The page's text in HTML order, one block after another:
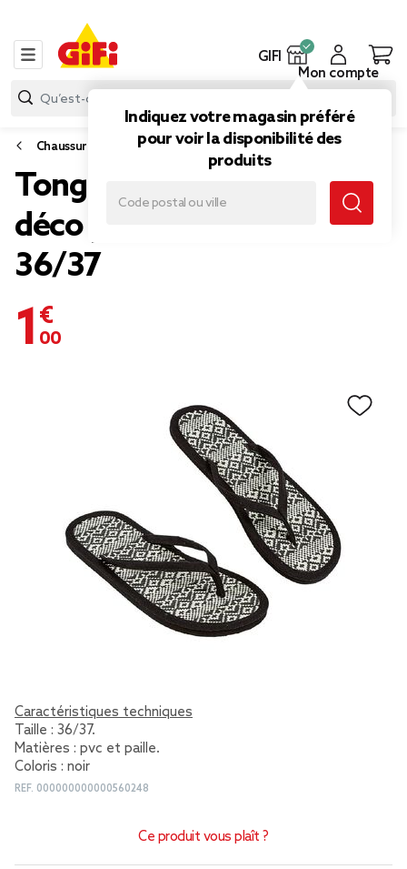
GIFI
Indiquez votre magasin préféré
pour voir la disponibilité des
produits
Mon compte
Chaussures
Tong pour femme noir
déco paille tressée taille
36/37
1,00 €
Caractéristiques techniques
Taille : 36/37.
Matières : pvc et paille.
Coloris : noir
REF. 000000000000560248
Ce produit vous plaît ?